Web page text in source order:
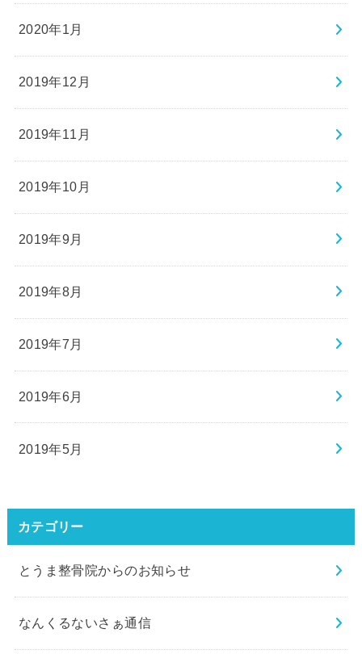
2020年1月
2019年12月
2019年11月
2019年10月
2019年9月
2019年8月
2019年7月
2019年6月
2019年5月
カテゴリー
とうま整骨院からのお知らせ
なんくるないさぁ通信